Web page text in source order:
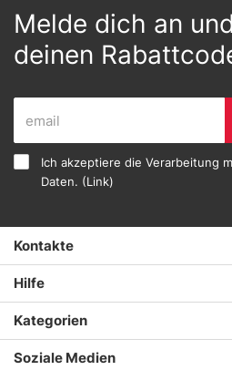
Melde dich an
deinen
Ich akzeptiere die Verarbeitung
Daten. (Link)
Kontakte
Hilfe
Kategorien
Soziale Medien